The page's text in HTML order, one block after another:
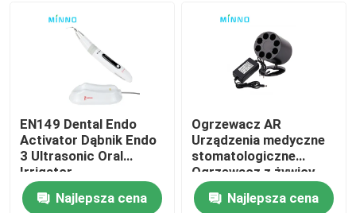
Produkty endodontyczne
Maszyna do leczenia zębów
Akcesoria dentystyczne
System obturacji
EN149 Dental Endo
Activator Dąbnik Endo
3 Ultrasonic Oral
Irrigator
Najlepsza cena
Ogrzewacz AR
Urządzenia medyczne
stomatologiczne
Ogrzewacz z żywicy
kompozytowej 40C-
50C
Najlepsza cena